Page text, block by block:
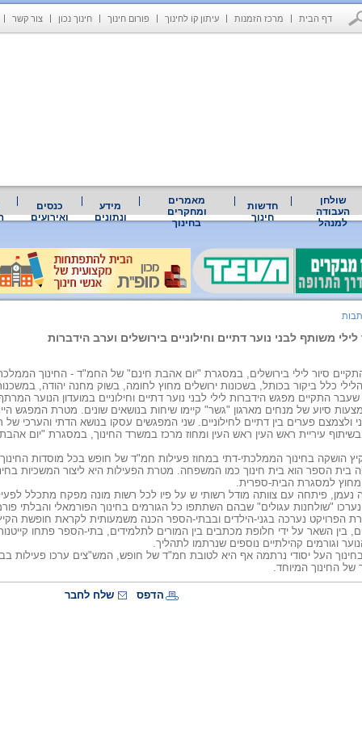
דף הבית מרכז הזמנות עיתון קו לחינוך פורום חינוך חינוך נכון צור קשר
שולחן
העבודה
למנהל
חדשות
חינוך
מאמרים
ומחקרים
בחינוך
מידע
ונתונים
כנסים
ואירועים
משותף לבני נוער דתיים וחילוניים בירושלים וערב הידברות
סיור לילי בירושלים, במסגרת "יום אהבת חינם" של החמ"ד - החינוך
כלל ביקור בכותל, בשכונות ירושלים מחוץ לחומה, בשוק מחנה יהודה,
התקיים מפגש הידברות לילי לבני נוער דתיים וחילוניים במועדון הנוער
סיוע של מנחים מארגון "גשר" קיימו שיחות בנושאים שונים. מטרת המפגש
ולצמצם פערים בין דתיים לחילוניים. שני המפגשים עסקו בנושא הדתי והערכי
עיריית ראש העין ראש העין ומחוז מרכז במשרד החינוך, במסגרת "יום
הושקה בחינוך הממלכתי-דתי במחוז פעילות חמ"ד של חופש בכל מוסדות
בית הספר הוא בית חינוך כמו המשפחה. מטרת הפעילות היא ליצור המשכיות
מחוץ למסגרת הבית-ספרית.
פיתחה עם צוותה מודל רשותי ש על פיו לכל רשות מונה מפקח מתכלל
"שולחנות עגולים" שבהם השתתפו כל הגורמים בחינוך הפורמאלי והבלתי
הפרויקט נערכה בגני-הילדים ובבתי-הספר הכנה משמעותית לקראת חופשת
בין השאר על ידי חלופת מכתבים בין המורים לתלמידים, בתי-הספר פתחו קייטנות
וגורמים קהילתיים נוספים שנרתמו לתהליך.
העל יסודי נרתמה אף היא לטובת חמ"ד של חופש, המש"צים ערכו פעילות
החינוך המיוחד.
הדפס שלח לחבר